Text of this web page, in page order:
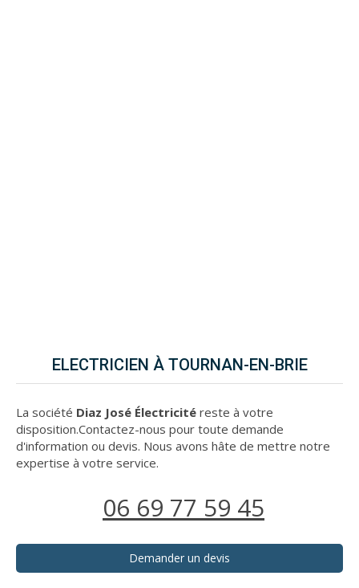
ELECTRICIEN À TOURNAN-EN-BRIE
La société Diaz José Électricité reste à votre
disposition.Contactez-nous pour toute demande
d'information ou devis. Nous avons hâte de mettre notre
expertise à votre service.
06 69 77 59 45
Demander un devis